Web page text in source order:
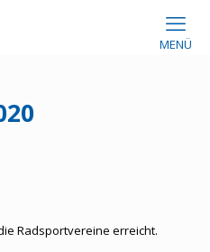
MENÜ
Radsportvereine erreicht.